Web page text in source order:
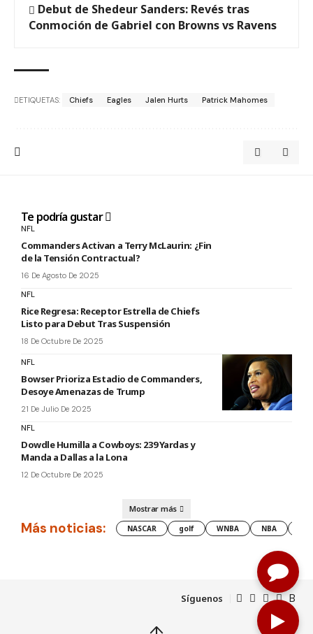
Debut de Shedeur Sanders: Revés tras
Conmoción de Gabriel con Browns vs Ravens
ETIQUETAS: Chiefs Eagles Jalen Hurts Patrick Mahomes
Te podría gustar
NFL
Commanders Activan a Terry McLaurin: ¿Fin
de la Tensión Contractual?
16 De Agosto De 2025
NFL
Rice Regresa: Receptor Estrella de Chiefs
Listo para Debut Tras Suspensión
18 De Octubre De 2025
NFL
Bowser Prioriza Estadio de Commanders,
Desoye Amenazas de Trump
21 De Julio De 2025
NFL
Dowdle Humilla a Cowboys: 239 Yardas y
Manda a Dallas a la Lona
12 De Octubre De 2025
Mostrar más
Más noticias: NASCAR golf WNBA NBA
Síguenos